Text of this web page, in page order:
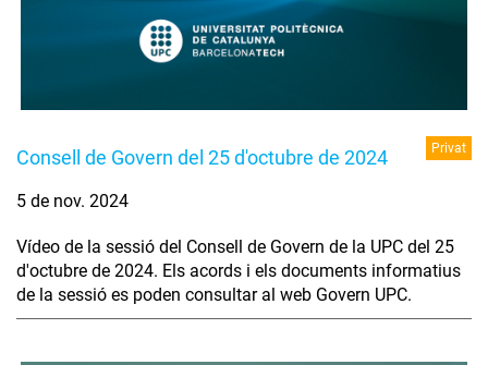
Consell de Govern del 25 d'octubre de 2024 Privat
5 de nov. 2024
Vídeo de la sessió del Consell de Govern de la UPC del 25
d'octubre de 2024. Els acords i els documents informatius
de la sessió es poden consultar al web Govern UPC.